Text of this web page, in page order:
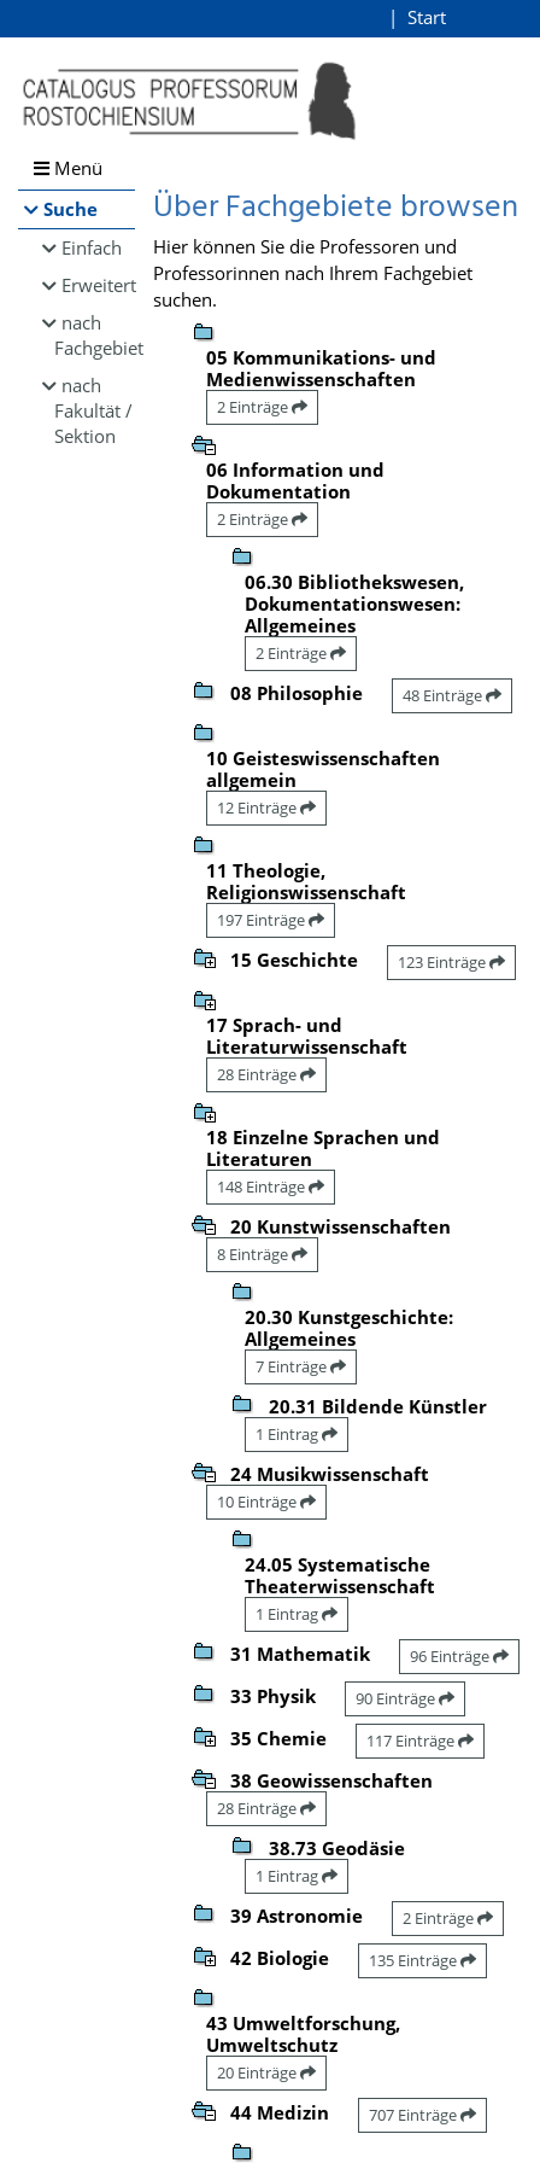
Browsen
direkt zum Inhalt
Start
Menü
Suche
Einfach
Erweitert
nach
Fachgebiet
nach
Fakultät /
Sektion
Über Fachgebiete browsen
Hier können Sie die Professoren und
Professorinnen nach Ihrem Fachgebiet
suchen.
05 Kommunikations- und
Medienwissenschaften
2 Einträge
06 Information und
Dokumentation
2 Einträge
06.30 Bibliothekswesen,
Dokumentationswesen:
Allgemeines
2 Einträge
08 Philosophie 48 Einträge
10 Geisteswissenschaften
allgemein
12 Einträge
11 Theologie,
Religionswissenschaft
197 Einträge
15 Geschichte 123 Einträge
17 Sprach- und
Literaturwissenschaft
28 Einträge
18 Einzelne Sprachen und
Literaturen
148 Einträge
20 Kunstwissenschaften
8 Einträge
20.30 Kunstgeschichte:
Allgemeines
7 Einträge
20.31 Bildende Künstler
1 Eintrag
24 Musikwissenschaft
10 Einträge
24.05 Systematische
Theaterwissenschaft
1 Eintrag
31 Mathematik 96 Einträge
33 Physik 90 Einträge
35 Chemie 117 Einträge
38 Geowissenschaften
28 Einträge
38.73 Geodäsie
1 Eintrag
39 Astronomie 2 Einträge
42 Biologie 135 Einträge
43 Umweltforschung,
Umweltschutz
20 Einträge
44 Medizin 707 Einträge